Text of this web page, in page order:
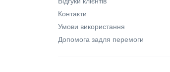
Контакти
Умови використання
Допомога задля перемоги